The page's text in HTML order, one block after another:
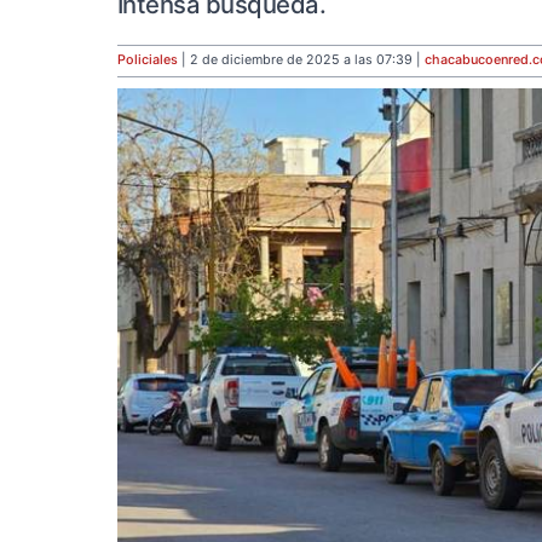
Policiales | 2 de diciembre de 2025 a las 07:39 | chacabucoenred